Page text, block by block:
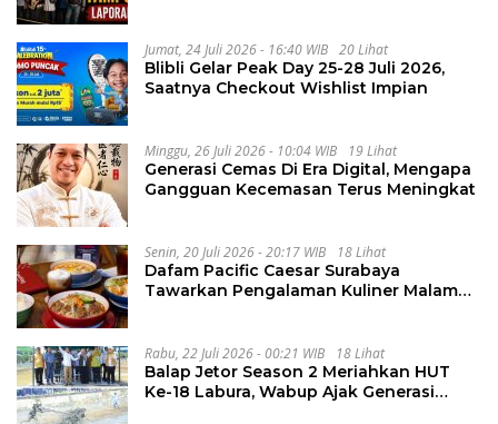
Jumat, 24 Juli 2026 - 16:40 WIB 20 Lihat
Blibli Gelar Peak Day 25-28 Juli 2026,
Saatnya Checkout Wishlist Impian
Minggu, 26 Juli 2026 - 10:04 WIB 19 Lihat
Generasi Cemas Di Era Digital, Mengapa
Gangguan Kecemasan Terus Meningkat
Senin, 20 Juli 2026 - 20:17 WIB 18 Lihat
Dafam Pacific Caesar Surabaya
Tawarkan Pengalaman Kuliner Malam
Rabu, 22 Juli 2026 - 00:21 WIB 18 Lihat
Balap Jetor Season 2 Meriahkan HUT
Ke-18 Labura, Wabup Ajak Generasi